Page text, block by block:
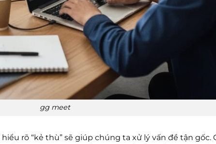
gg meet
rõ “kẻ thù” sẽ giúp chúng ta xử lý vấn đề tận gốc.